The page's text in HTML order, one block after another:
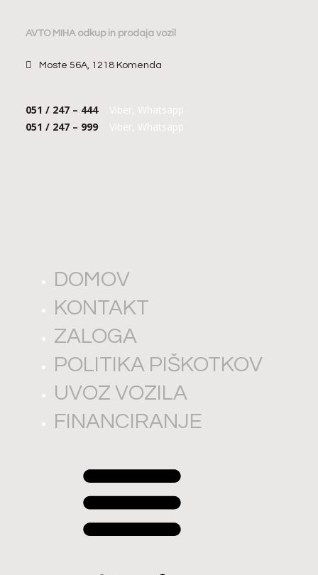
AVTO MIHA odkup in prodaja vozil
Moste 56A, 1218 Komenda
051 / 247 – 444
Viber, Whatsapp
051 / 247 – 999
Viber, Whatsapp
DOMOV
KONTAKT
ZALOGA
POLITIKA PIŠKOTKOV
UVOZ VOZILA
FINANCIRANJE